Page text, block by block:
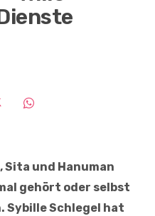
Sita und Hanuman
gehört oder selbst
Sybille Schlegel hat